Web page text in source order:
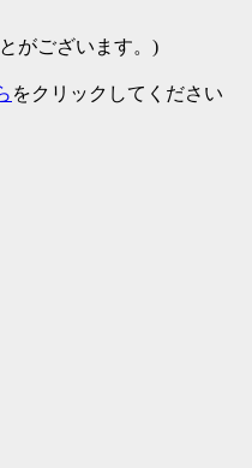
がございます。)
をクリックしてください